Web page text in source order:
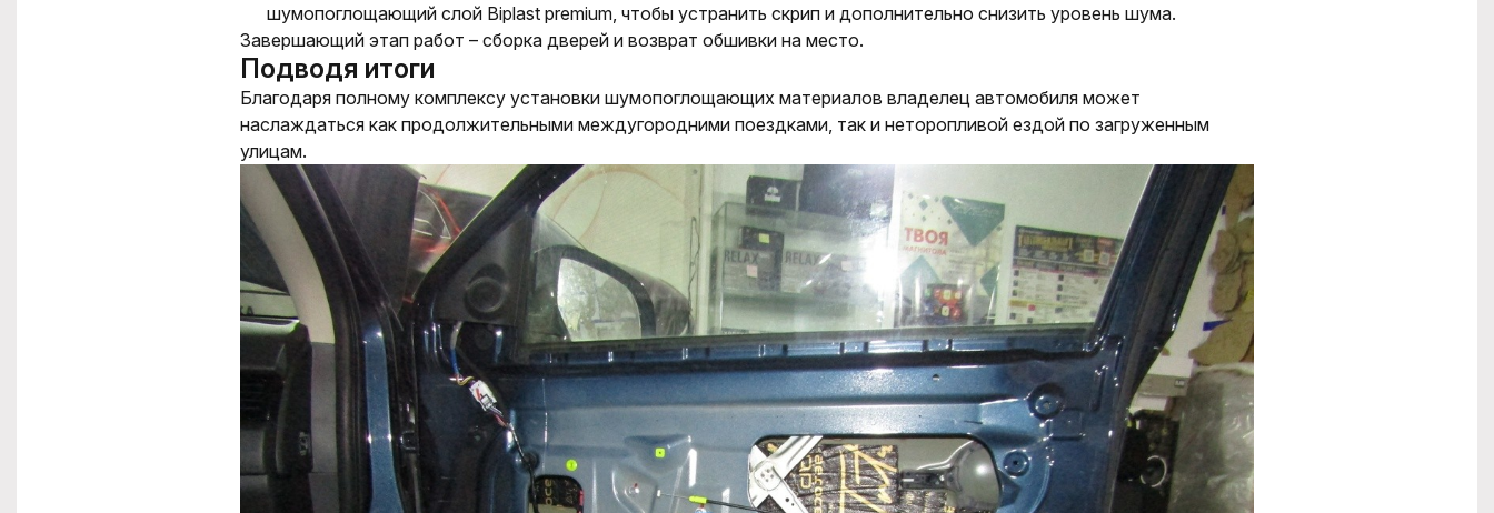
шумопоглощающий слой Biplast premium, чтобы устранить скрип и дополнительно снизить уровень шума.
Завершающий этап работ – сборка дверей и возврат обшивки на место.
Подводя итоги
Благодаря полному комплексу установки шумопоглощающих материалов владелец автомобиля может
наслаждаться как продолжительными междугородними поездками, так и неторопливой ездой по загруженным
улицам.